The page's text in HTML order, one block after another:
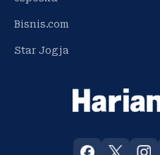
Bisnis.com
Star Jogja